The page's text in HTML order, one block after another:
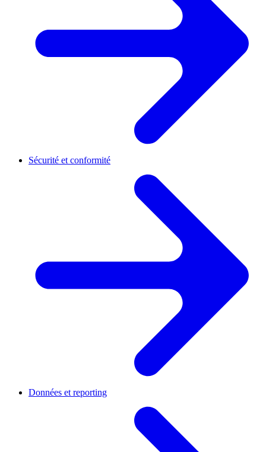
Sécurité et conformité
Données et reporting